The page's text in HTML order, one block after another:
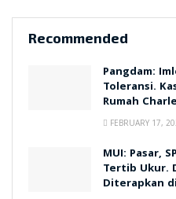
Recommended
Pangdam:
Toleransi.
Rumah
FEBRUARY 17,
MUI: Pasar,
Tertib Ukur.
Diterapkan